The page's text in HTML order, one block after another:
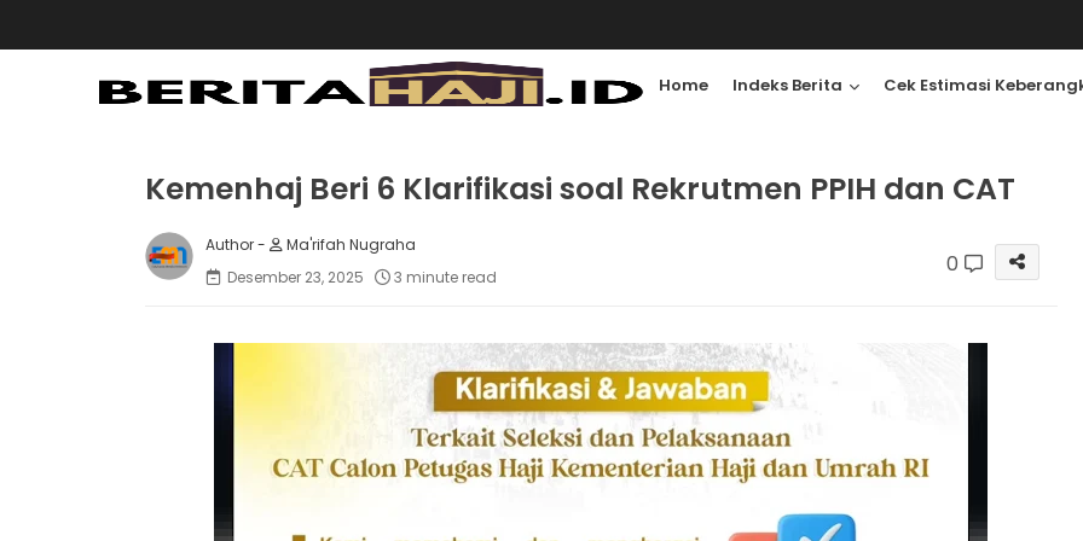
Home Indeks Berita Cek Estimasi
Kemenhaj Beri 6 Klarifikasi soal Rekrutmen PPIH dan CAT
Ma'rifah Nugraha
Desember 23, 2025
3 minute read 0